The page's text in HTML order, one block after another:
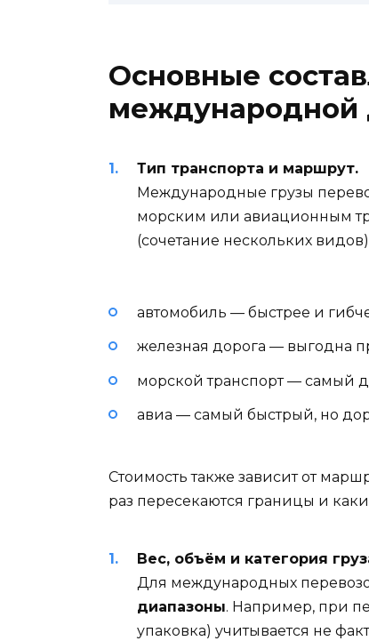
Основные
международной
Тип транспорта и маршрут.
Международные грузы
морским или авиационным
(сочетание нескольких
автомобиль — быстрее и
железная дорога — выгодна
морской транспорт — самый
авиа — самый быстрый, но
Стоимость также зависит от
раз пересекаются границы и
Вес, объём и категория
Для международных
диапазоны. Например, при
упаковка) учитывается не